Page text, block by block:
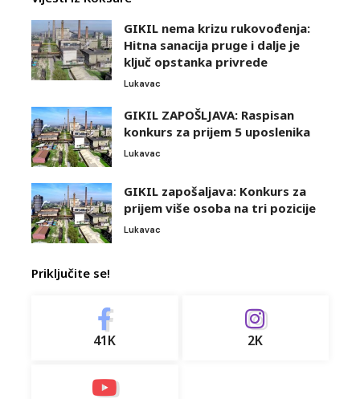
GIKIL nema krizu rukovođenja:
Hitna sanacija pruge i dalje je
ključ opstanka privrede
Lukavac
GIKIL ZAPOŠLJAVA: Raspisan
konkurs za prijem 5 uposlenika
Lukavac
GIKIL zapošaljava: Konkurs za
prijem više osoba na tri pozicije
Lukavac
Priključite se!
41K 2K